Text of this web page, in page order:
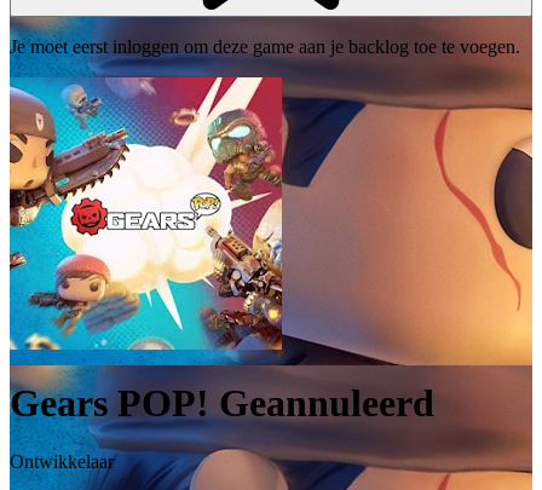
Je moet eerst inloggen om deze game aan je backlog toe te voegen.
Gears POP! Geannuleerd
Ontwikkelaar